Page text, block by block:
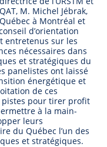
M. Michel Jébrak,
à Montréal et
d’orientation
entretenus sur les
nécessaires dans
et stratégiques du
panelistes ont laissé
énergétique et
de ces
pistes pour tirer profit
à la main-
leurs
du Québec l’un des
et stratégiques.